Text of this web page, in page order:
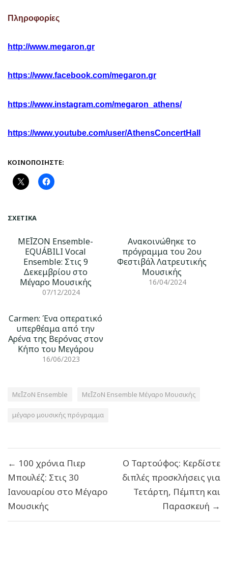
Πληροφορίες
http://www.megaron.gr
https://www.facebook.com/megaron.gr
https://www.instagram.com/megaron athens/
https://www.youtube.com/user/AthensConcertHall
ΚΟΙΝΟΠΟΙΉΣΤΕ:
ΣΧΕΤΙΚΆ
ΜΕĪΖΟΝ Ensemble-
EQUÁBILI Vocal
Ensemble: Στις 9
Δεκεμβρίου στο
Μέγαρο Μουσικής
07/12/2024
Ανακοινώθηκε το
πρόγραμμα του 2ου
Φεστιβάλ Λατρευτικής
Μουσικής
16/04/2024
Carmen: Ένα οπερατικό
υπερθέαμα από την
Αρένα της Βερόνας στον
Κήπο του Μεγάρου
16/06/2023
ΜεĪΖοΝ Ensemble ΜεĪΖοΝ Ensemble Μέγαρο Μουσικής
μέγαρο μουσικής πρόγραμμα
άρθρων
← 100 χρόνια Πιερ
Μπουλέζ: Στις 30
Ιανουαρίου στο Μέγαρο
Μουσικής
Ο Ταρτούφος: Κερδίστε
διπλές προσκλήσεις για
Τετάρτη, Πέμπτη και
Παρασκευή →